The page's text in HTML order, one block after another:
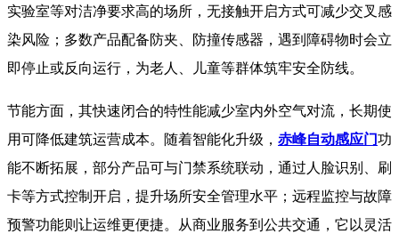
实验室等对洁净要求高的场所，无接触开启方式可减少交叉感
染风险；多数产品配备防夹、防撞传感器，遇到障碍物时会立
即停止或反向运行，为老人、儿童等群体筑牢安全防线。
节能方面，其快速闭合的特性能减少室内外空气对流，长期使
用可降低建筑运营成本。随着智能化升级， 赤峰自动感应门功
能不断拓展，部分产品可与门禁系统联动，通过人脸识别、刷
卡等方式控制开启，提升场所安全管理水平；远程监控与故障
预警功能则让运维更便捷。从商业服务到公共交通，它以灵活